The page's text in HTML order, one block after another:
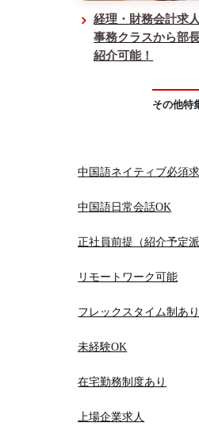
経理・財務会計求
事務クラスから部
紹介可能！
その他特
中国語ネイティブ必須
中国語日常会話OK
正社員前提（紹介予定派
リモートワーク可能
フレックスタイム制あり
未経験OK
在宅勤務制度あり
上場企業求人